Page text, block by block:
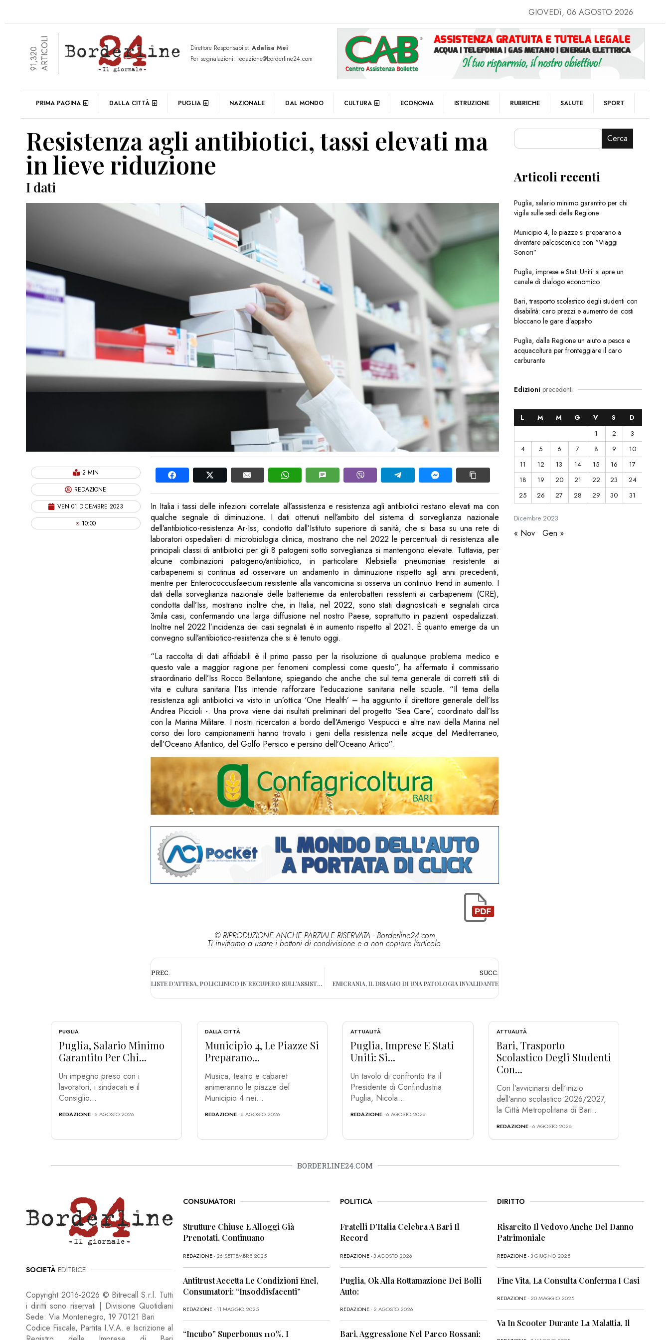
GIOVEDì, 06 AGOSTO 2026
91,320ARTICOLI Direttore Responsabile: Adalisa Mei
Per segnalazioni: redazione@borderline24.com
PRIMA PAGINA DALLA CITTÀ PUGLIA NAZIONALE DAL MONDO CULTURA ECONOMIA ISTRUZIONE RUBRICHE SALUTE SPORT
Resistenza agli antibiotici, tassi elevati ma
in lieve riduzione
I dati
2 MIN
REDAZIONE
VEN 01 DICEMBRE 2023
10:00
In Italia i tassi delle infezioni correlate all’assistenza e resistenza agli antibiotici restano elevati ma con
qualche segnale di diminuzione. I dati ottenuti nell’ambito del sistema di sorveglianza nazionale
dell’antibiotico-resistenza Ar-Iss, condotto dall’Istituto superiore di sanità, che si basa su una rete di
laboratori ospedalieri di microbiologia clinica, mostrano che nel 2022 le percentuali di resistenza alle
principali classi di antibiotici per gli 8 patogeni sotto sorveglianza si mantengono elevate. Tuttavia, per
alcune combinazioni patogeno/antibiotico, in particolare Klebsiella pneumoniae resistente ai
carbapenemi si continua ad osservare un andamento in diminuzione rispetto agli anni precedenti,
mentre per Enterococcusfaecium resistente alla vancomicina si osserva un continuo trend in aumento. I
dati della sorveglianza nazionale delle batteriemie da enterobatteri resistenti ai carbapenemi (CRE),
condotta dall’Iss, mostrano inoltre che, in Italia, nel 2022, sono stati diagnosticati e segnalati circa
3mila casi, confermando una larga diffusione nel nostro Paese, soprattutto in pazienti ospedalizzati.
Inoltre nel 2022 l’incidenza dei casi segnalati è in aumento rispetto al 2021. È quanto emerge da un
convegno sull’antibiotico-resistenza che si è tenuto oggi.
“La raccolta di dati affidabili è il primo passo per la risoluzione di qualunque problema medico e
questo vale a maggior ragione per fenomeni complessi come questo”, ha affermato il commissario
straordinario dell’Iss Rocco Bellantone, spiegando che anche che sul tema generale di corretti stili di
vita e cultura sanitaria l’Iss intende rafforzare l’educazione sanitaria nelle scuole. “Il tema della
resistenza agli antibiotici va visto in un’ottica ‘One Health’ – ha aggiunto il direttore generale dell’Iss
Andrea Piccioli -. Una prova viene dai risultati preliminari del progetto ‘Sea Care’, coordinato dall’Iss
con la Marina Militare. I nostri ricercatori a bordo dell’Amerigo Vespucci e altre navi della Marina nel
corso dei loro campionamenti hanno trovato i geni della resistenza nelle acque del Mediterraneo,
dell’Oceano Atlantico, del Golfo Persico e persino dell’Oceano Artico”.
© RIPRODUZIONE ANCHE PARZIALE RISERVATA - Borderline24.com
Ti invitiamo a usare i bottoni di condivisione e a non copiare l'articolo.
PREC.
LISTE D’ATTESA, POLICLINICO IN RECUPERO SULL’ASSISTENZA SPECIALISTICA
SUCC.
EMICRANIA, IL DISAGIO DI UNA PATOLOGIA INVALIDANTE
Cerca
Articoli recenti
Puglia, salario minimo garantito per chi
vigila sulle sedi della Regione
Municipio 4, le piazze si preparano a
diventare palcoscenico con “Viaggi
Sonori”
Puglia, imprese e Stati Uniti: si apre un
canale di dialogo economico
Bari, trasporto scolastico degli studenti con
disabilità: caro prezzi e aumento dei costi
bloccano le gare d’appalto
Puglia, dalla Regione un aiuto a pesca e
acquacoltura per fronteggiare il caro
carburante
Edizioni precedenti
Dicembre2023
L M M G V S
D
1
2
3
4
5 6 7 8 9
10
11
12 13 14 15 16
17
18
19 20 21 22 23
24
25
26 27 28 29 30 31
« Nov Gen »
PUGLIA
Puglia, Salario Minimo
Garantito Per Chi...
Un impegno preso con i
lavoratori, i sindacati e il
Consiglio...
REDAZIONE- 6 AGOSTO 2026
DALLA CITTÀ
Municipio 4, Le Piazze Si
Preparano...
Musica, teatro e cabaret
animeranno le piazze del
Municipio 4 nei...
REDAZIONE- 6 AGOSTO 2026
ATTUALITÀ
Puglia, Imprese E Stati
Uniti: Si...
Un tavolo di confronto tra il
Presidente di Confindustria
Puglia, Nicola...
REDAZIONE- 6 AGOSTO 2026
ATTUALITÀ
Bari, Trasporto
Scolastico Degli Studenti
Con...
Con l'avvicinarsi dell'inizio
dell'anno scolastico 2026/2027,
la Città Metropolitana di Bari...
REDAZIONE- 6 AGOSTO 2026
BORDERLINE24.COM
SOCIETÀ EDITRICE
Copyright 2016-2026 © Bitrecall S.r.l. Tutti
i diritti sono riservati | Divisione Quotidiani
Sede: Via Montenegro, 19 70121 Bari
Codice Fiscale, Partita I.V.A. e Iscrizione al
CONSUMATORI
Strutture Chiuse E Alloggi Già
Prenotati, Continuano
REDAZIONE- 26 SETTEMBRE 2025
Antitrust Accetta Le Condizioni Enel,
Consumatori: “Insoddisfacenti”
REDAZIONE- 11 MAGGIO 2025
“Incubo” Superbonus 110%, I
POLITICA
Fratelli D’Italia Celebra A Bari Il
Record
REDAZIONE- 3 AGOSTO 2026
Puglia, Ok Alla Rottamazione Dei Bolli
Auto:
REDAZIONE- 2 AGOSTO 2026
Bari, Aggressione Nel Parco Rossani:
DIRITTO
Risarcito Il Vedovo Anche Del Danno
Patrimoniale
REDAZIONE- 3 GIUGNO 2025
Fine Vita, La Consulta Conferma I Casi
REDAZIONE- 20 MAGGIO 2025
Va In Scooter Durante La Malattia, Il